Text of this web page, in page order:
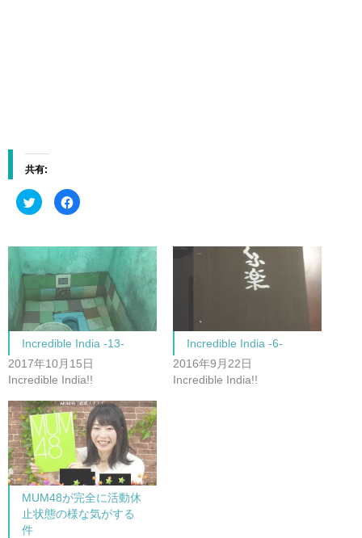
共有:
ク
リ
て
w
i
e
r
で
共
有
新
し
い
ィ
ン
ド
ウ
で
開
き
ま
す
)
F
a
o
o
k
で
共
有
す
る
に
は
ク
ッ
ク
し
く
だ
さ
い
(
新
し
い
ウ
ィ
ン
ド
ウ
Incredible India -13-
2017年10月15日
Incredible India!!
Incredible India -6-
2016年9月22日
Incredible India!!
MUM48が完全に活動休
止状態の様な気がする
件